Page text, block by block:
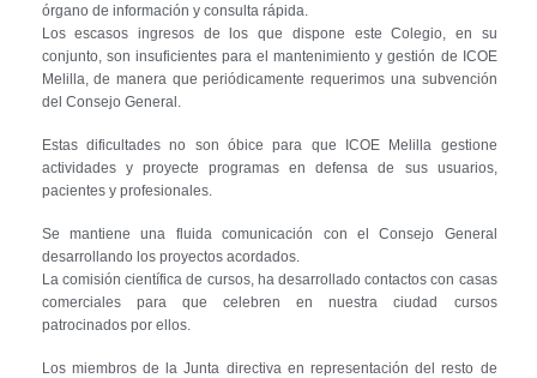
órgano de información y consulta rápida.
Los escasos ingresos de los que dispone este Colegio, en su
conjunto, son insuficientes para el mantenimiento y gestión de ICOE
Melilla, de manera que periódicamente requerimos una subvención
del Consejo General.
Estas dificultades no son óbice para que ICOE Melilla gestione
actividades y proyecte programas en defensa de sus usuarios,
pacientes y profesionales.
Se mantiene una fluida comunicación con el Consejo General
desarrollando los proyectos acordados.
La comisión científica de cursos, ha desarrollado contactos con casas
comerciales para que celebren en nuestra ciudad cursos
patrocinados por ellos.
Los miembros de la Junta directiva en representación del resto de